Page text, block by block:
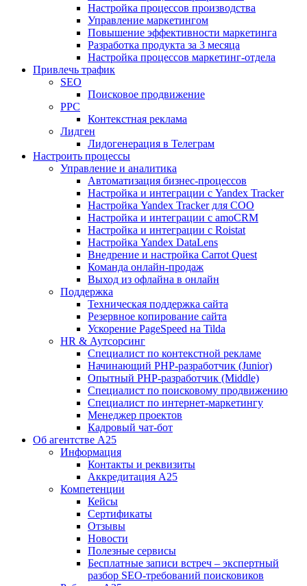
Настройка процессов производства
Управление маркетингом
Повышение эффективности маркетинга
Разработка продукта за 3 месяца
Настройка процессов маркетинг-отдела
Привлечь трафик
SEO
Поисковое продвижение
PPC
Контекстная реклама
Лидген
Лидогенерация в Телеграм
Настроить процессы
Управление и аналитика
Автоматизация бизнес-процессов
Настройка и интеграции с Yandex Tracker
Настройка Yandex Tracker для СОО
Настройка и интеграции с amoCRM
Настройка и интеграции с Roistat
Настройка Yandex DataLens
Внедрение и настройка Carrot Quest
Команда онлайн-продаж
Выход из офлайна в онлайн
Поддержка
Техническая поддержка сайта
Резервное копирование сайта
Ускорение PageSpeed на Tilda
HR & Аутсорсинг
Специалист по контекстной рекламе
Начинающий PHP-разработчик (Junior)
Опытный PHP-разработчик (Middle)
Специалист по поисковому продвижению
Специалист по интернет-маркетингу
Менеджер проектов
Кадровый чат-бот
Об агентстве А25
Информация
Контакты и реквизиты
Аккредитация А25
Компетенции
Кейсы
Сертификаты
Отзывы
Новости
Полезные сервисы
Бесплатные записи встреч – экспертный
разбор SEO-требований поисковиков